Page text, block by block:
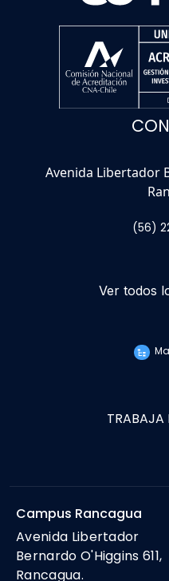
Avenida Libertador
(56)
Ver todos
TRABAJA
Campus Rancagua
Avenida Libertador
Bernardo O'Higgins 611,
Rancagua.